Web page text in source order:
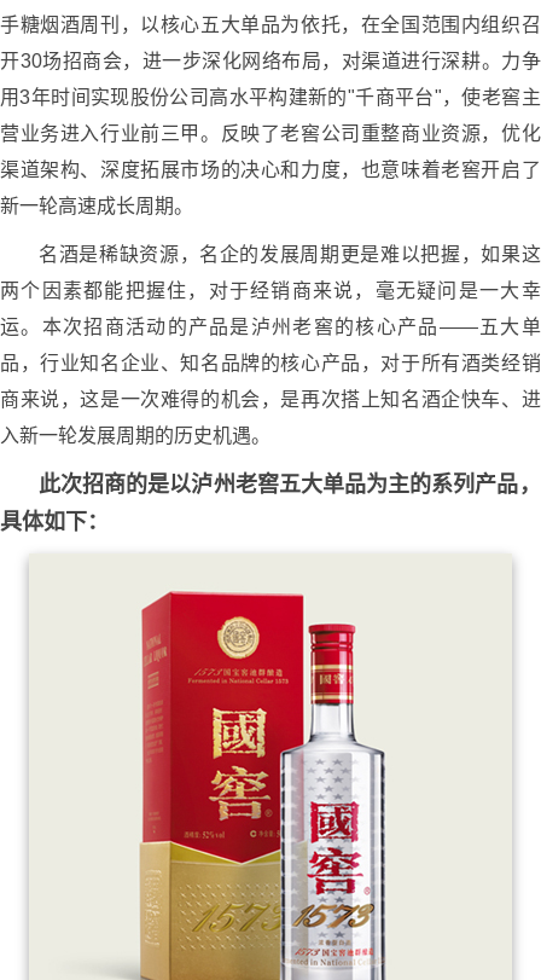
手糖烟酒周刊，以核心五大单品为依托，在全国范围内组织召
开30场招商会，进一步深化网络布局，对渠道进行深耕。力争
用3年时间实现股份公司高水平构建新的"千商平台"，使老窖主
营业务进入行业前三甲。反映了老窖公司重整商业资源，优化
渠道架构、深度拓展市场的决心和力度，也意味着老窖开启了
新一轮高速成长周期。
名酒是稀缺资源，名企的发展周期更是难以把握，如果这
两个因素都能把握住，对于经销商来说，毫无疑问是一大幸
运。本次招商活动的产品是泸州老窖的核心产品——五大单
品，行业知名企业、知名品牌的核心产品，对于所有酒类经销
商来说，这是一次难得的机会，是再次搭上知名酒企快车、进
入新一轮发展周期的历史机遇。
此次招商的是以泸州老窖五大单品为主的系列产品，
具体如下：